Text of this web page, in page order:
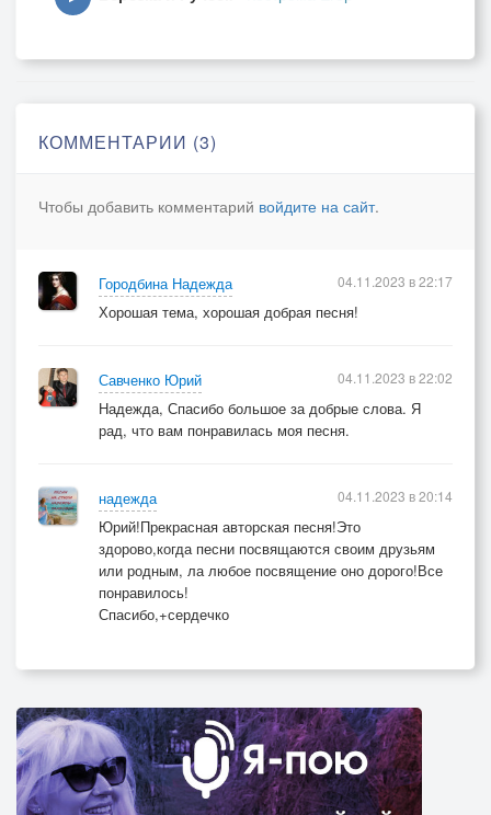
Припев тот же – 2р.
КОММЕНТАРИИ (3)
Чтобы добавить комментарий войдите на сайт.
Городбина Надежда
Хорошая тема, хорошая добрая песня!
04.11.2023 в 22:17
Савченко Юрий
Надежда, Спасибо большое за добрые слова. Я
рад, что вам понравилась моя песня.
04.11.2023 в 22:02
надежда
Юрий!Прекрасная авторская песня!Это
здорово,когда песни посвящаются своим друзьям
или родным, ла любое посвящение оно дорого!Все
понравилось!
Спасибо,+сердечко
04.11.2023 в 20:14